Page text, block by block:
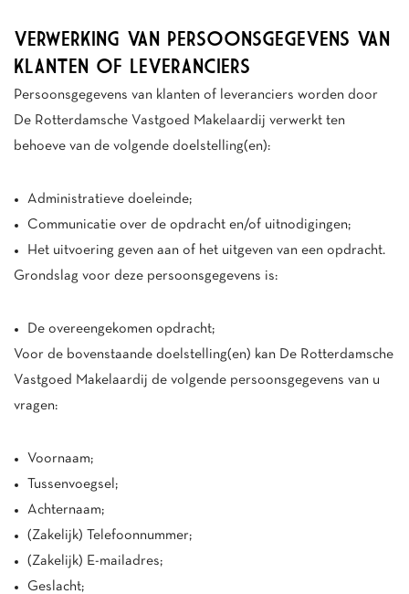
VERWERKING VAN PERSOONSGEGEVENS VAN
KLANTEN OF LEVERANCIERS
Persoonsgegevens van klanten of leveranciers worden door
De Rotterdamsche Vastgoed Makelaardij verwerkt ten
behoeve van de volgende doelstelling(en):
Administratieve doeleinde;
Communicatie over de opdracht en/of uitnodigingen;
Het uitvoering geven aan of het uitgeven van een opdracht.
Grondslag voor deze persoonsgegevens is:
De overeengekomen opdracht;
Voor de bovenstaande doelstelling(en) kan De Rotterdamsche
Vastgoed Makelaardij de volgende persoonsgegevens van u
vragen:
Voornaam;
Tussenvoegsel;
Achternaam;
(Zakelijk) Telefoonnummer;
(Zakelijk) E-mailadres;
Geslacht;